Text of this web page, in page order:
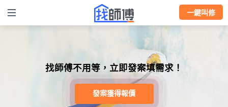
一鍵叫修
找師傅不用等，立即發案填需求！
發案獲得報價